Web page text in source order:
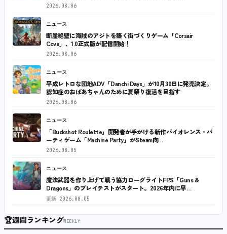
2026.08.06
ニュース
断崖絶壁に海賊のアジトを築く街づくりゲーム「Corsair
Cove」、1.0正式版が配信開始！
2026.08.06
ニュース
平成レトロな団地ADV「Danchi Days」が10月30日に発売決定。
認知症のおばあちゃんのために夏祭り復活を目指す
2026.08.06
ニュース
「Buckshot Roulette」開発者が手がける新作バイオレンス・パ
ーティゲーム「Machine Party」がSteam向…
2026.08.05
ニュース
魔法武器を作り上げて戦う協力ローグライトFPS「Guns &
Dragons」のプレイテストがスタート。2026年内に早…
更新 2026.08.05
🏆週間ランキングWEEKLY